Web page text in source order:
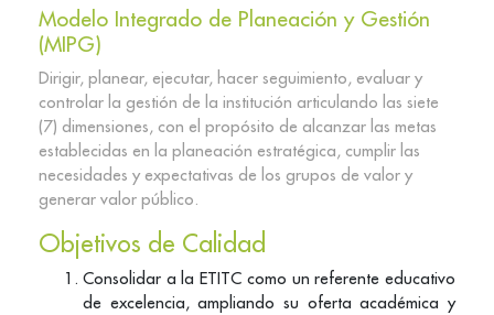
Modelo Integrado de Planeación y Gestión
(MIPG)​
Dirigir, planear, ejecutar, hacer seguimiento, evaluar y
controlar la gestión de la institución articulando las siete
(7) dimensiones, con el propósito de alcanzar las metas
establecidas en la planeación estratégica, cumplir las
necesidades y expectativas de los grupos de valor y
generar valor público.
Objetivos de Calidad
Consolidar a la ETITC como un referente educativo
de excelencia, ampliando su oferta académica y